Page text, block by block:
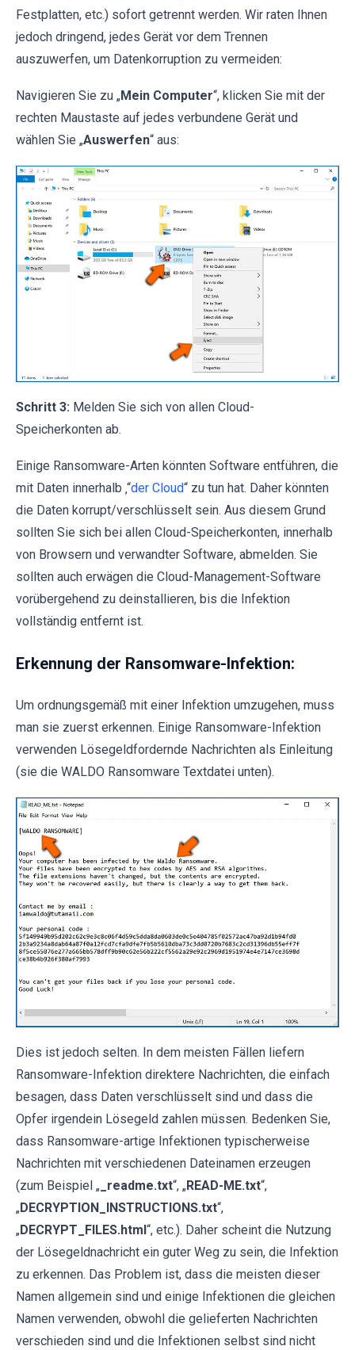
Festplatten, etc.) sofort getrennt werden. Wir raten Ihnen
jedoch dringend, jedes Gerät vor dem Trennen
auszuwerfen, um Datenkorruption zu vermeiden:
Navigieren Sie zu „Mein Computer“, klicken Sie mit der
rechten Maustaste auf jedes verbundene Gerät und
wählen Sie „Auswerfen“ aus:
Schritt 3: Melden Sie sich von allen Cloud-
Speicherkonten ab.
Einige Ransomware-Arten könnten Software entführen, die
mit Daten innerhalb ‚“der Cloud“ zu tun hat. Daher könnten
die Daten korrupt/verschlüsselt sein. Aus diesem Grund
sollten Sie sich bei allen Cloud-Speicherkonten, innerhalb
von Browsern und verwandter Software, abmelden. Sie
sollten auch erwägen die Cloud-Management-Software
vorübergehend zu deinstallieren, bis die Infektion
vollständig entfernt ist.
Erkennung der Ransomware-Infektion:
Um ordnungsgemäß mit einer Infektion umzugehen, muss
man sie zuerst erkennen. Einige Ransomware-Infektion
verwenden Lösegeldfordernde Nachrichten als Einleitung
(sie die WALDO Ransomware Textdatei unten).
Dies ist jedoch selten. In dem meisten Fällen liefern
Ransomware-Infektion direktere Nachrichten, die einfach
besagen, dass Daten verschlüsselt sind und dass die
Opfer irgendein Lösegeld zahlen müssen. Bedenken Sie,
dass Ransomware-artige Infektionen typischerweise
Nachrichten mit verschiedenen Dateinamen erzeugen
(zum Beispiel „ _readme.txt“, „READ-ME.txt“,
„DECRYPTION_INSTRUCTIONS.txt“,
„DECRYPT_FILES.html “, etc.). Daher scheint die Nutzung
der Lösegeldnachricht ein guter Weg zu sein, die Infektion
zu erkennen. Das Problem ist, dass die meisten dieser
Namen allgemein sind und einige Infektionen die gleichen
Namen verwenden, obwohl die gelieferten Nachrichten
verschieden sind und die Infektionen selbst sind nicht